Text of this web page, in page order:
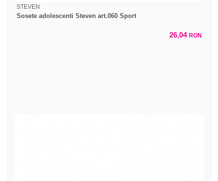
STEVEN
Sosete adolescenti Steven art.060 Sport
26,04 RON